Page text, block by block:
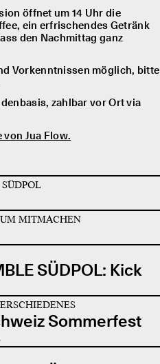
öffnet um 14 Uhr die
ein erfrischendes Getränk
den Nachmittag ganz
Vorkenntnissen möglich, bitte
zahlbar vor Ort via
von Jua Flow.
MITMACHEN
SÜDPOL: Kick
Sommerfest